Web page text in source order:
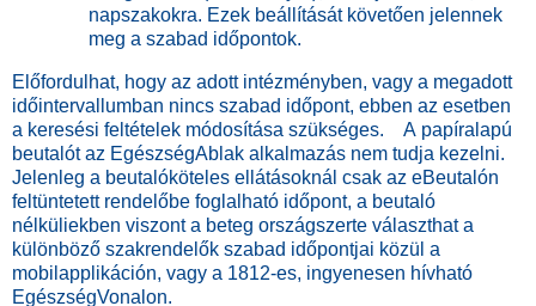
napszakokra. Ezek beállítását követően jelennek
meg a szabad időpontok.
Előfordulhat, hogy az adott intézményben, vagy a megadott
időintervallumban nincs szabad időpont, ebben az esetben
a keresési feltételek módosítása szükséges. A papíralapú
beutalót az EgészségAblak alkalmazás nem tudja kezelni.
Jelenleg a beutalóköteles ellátásoknál csak az eBeutalón
feltüntetett rendelőbe foglalható időpont, a beutaló
nélküliekben viszont a beteg országszerte választhat a
különböző szakrendelők szabad időpontjai közül a
mobilapplikáción, vagy a 1812-es, ingyenesen hívható
EgészségVonalon.